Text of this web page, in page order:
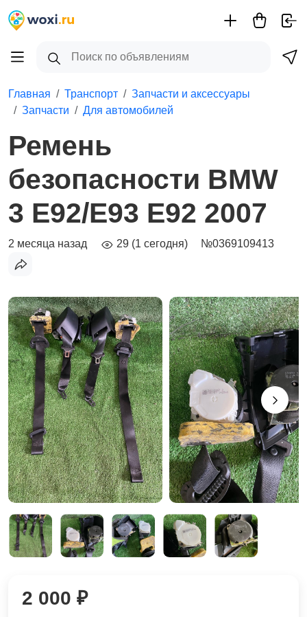
Главная Транспорт
Запчасти и аксессуары
Запчасти
Для автомобилей
Ремень
безопасности BMW
3 E92/E93 E92 2007
2 месяца назад 29 (1 сегодня) №0369109413
2 000 ₽